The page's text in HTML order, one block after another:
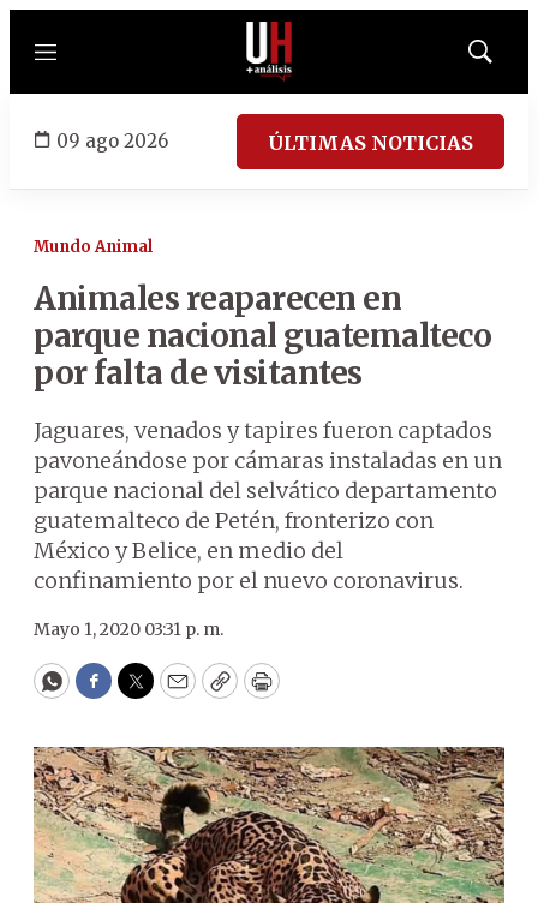
Menú
Mostrar
09 ago 2026 ÚLTIMAS NOTICIAS
Mundo Animal
Animales reaparecen en
parque nacional guatemalteco
por falta de visitantes
Jaguares, venados y tapires fueron captados
pavoneándose por cámaras instaladas en un
parque nacional del selvático departamento
guatemalteco de Petén, fronterizo con
México y Belice, en medio del
confinamiento por el nuevo coronavirus.
Mayo 1, 2020 03:31 p. m.
WhatsApp
Facebook
Twitter
EmailCopyPrint